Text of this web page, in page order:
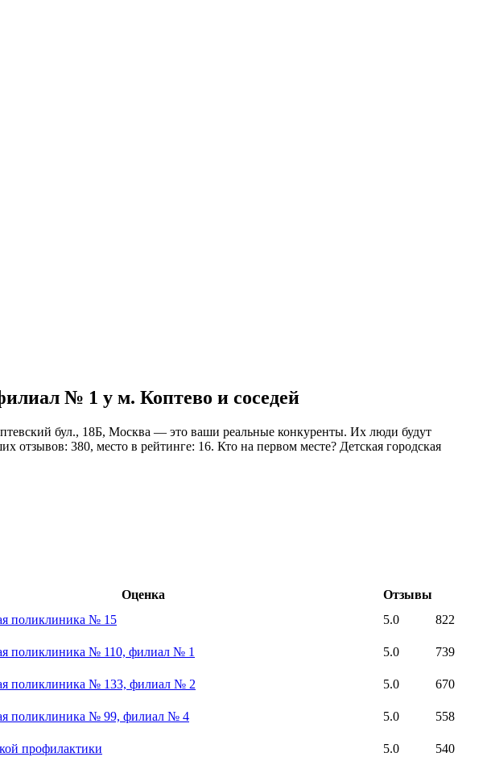
№ 1 у м. Коптево и соседей
бул., 18Б, Москва — это ваши реальные конкуренты. Их люди будут
отзывов: 380, место в рейтинге: 16. Кто на первом месте? Детская городская
Оценка
Отзывы
поликлиника № 15 5.0
822
поликлиника № 110, филиал № 1 5.0
739
поликлиника № 133, филиал № 2 5.0
670
поликлиника № 99, филиал № 4 5.0
558
профилактики 5.0
540